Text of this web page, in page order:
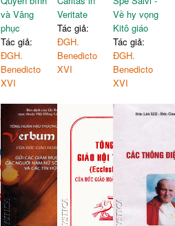
và Vâng
phục
Tác giả:
ĐGH.
Benedicto
XVI
Veritate
Tác giả:
ĐGH.
Benedicto
XVI
Về hy vọng
Kitô giáo
Tác giả:
ĐGH.
Benedicto
XVI